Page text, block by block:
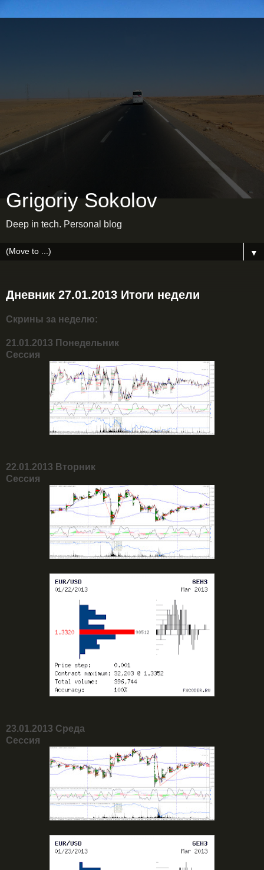
Grigoriy Sokolov
Deep in tech. Personal blog
▼
Дневник 27.01.2013 Итоги недели
Скрины за неделю:
21.01.2013 Понедельник
Сессия
22.01.2013 Вторник
Сессия
23.01.2013 Среда
Сессия